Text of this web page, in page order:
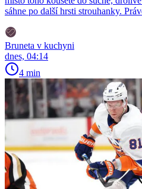
sáhne po další hrsti strouhanky.
Bruneta v kuchyni
dnes, 04:14
4 min